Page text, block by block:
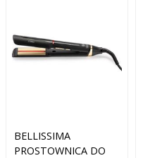
BELLISSIMA
PROSTOWNICA DO